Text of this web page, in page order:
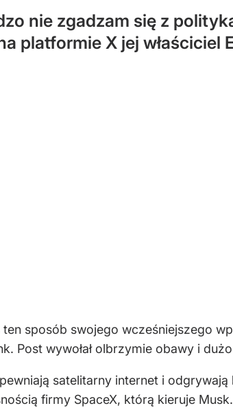
nie zgadzam się z
platformie X jej właściciel
ten sposób swojego wcześniejszego
Post wywołał olbrzymie obawy i
satelitarny internet i
firmy SpaceX, którą kieruje Musk.